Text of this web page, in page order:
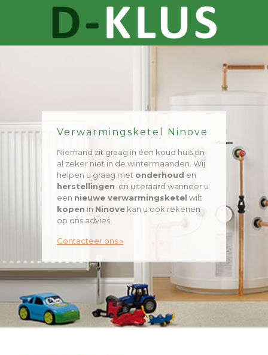
Verwarmingsketel Ninove
Niemand zit graag in een koud huis en
al zeker niet in de wintermaanden. Wij
helpen u graag met onderhoud en
herstellingen en uiteraard wanneer u
een nieuwe verwarmingsketel wilt
kopen in Ninove kan u ook rekenen
op ons advies.
Contacteer ons »